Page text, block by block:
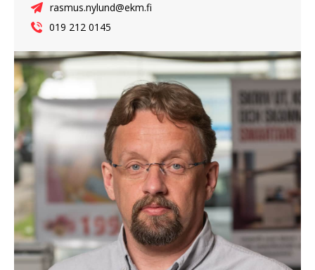
rasmus.nylund@ekm.fi
019 212 0145